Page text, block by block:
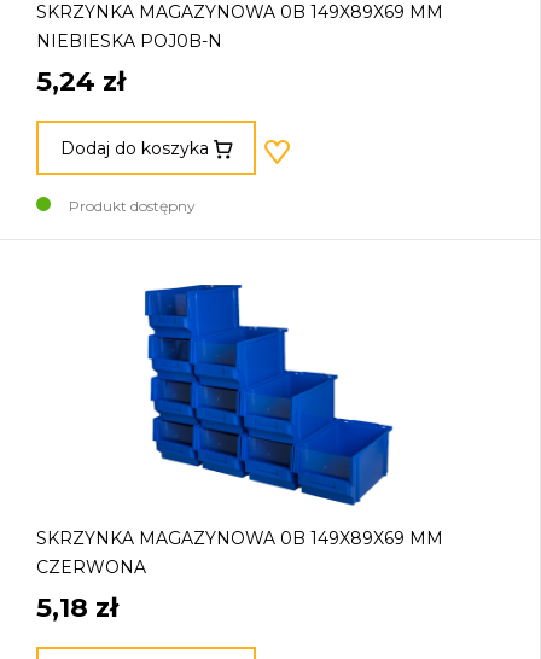
SKRZYNKA MAGAZYNOWA 0B 149X89X69 MM
NIEBIESKA POJ0B-N
5,24 zł
Dodaj do koszyka
Produkt dostępny
SKRZYNKA MAGAZYNOWA 0B 149X89X69 MM
CZERWONA
5,18 zł